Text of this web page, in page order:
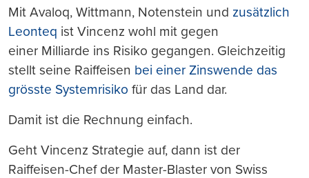
Mit Avaloq, Wittmann, Notenstein und zusätzlich
Leonteq ist Vincenz wohl mit gegen
einer Milliarde ins Risiko gegangen. Gleichzeitig
stellt seine Raiffeisen bei einer Zinswende das
grösste Systemrisiko für das Land dar.
Damit ist die Rechnung einfach.
Geht Vincenz Strategie auf, dann ist der
Raiffeisen-Chef der Master-Blaster von Swiss